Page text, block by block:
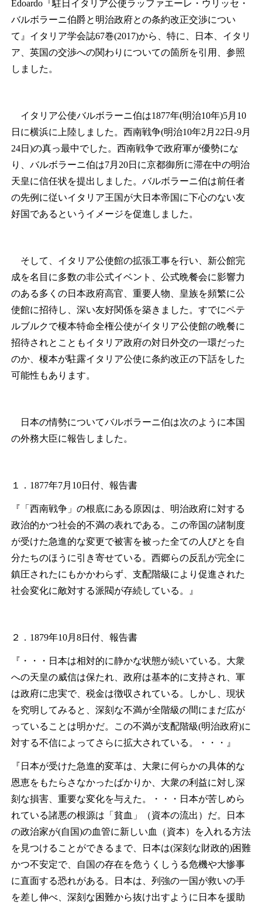
Edoardo『駐日イタリア公使ラッファエーレ・ウリッセ・
バルボラーニ伯爵と明治政府との条約改正交渉につい
て』イタリア学会誌67巻(2017)から、特に、日本、イタリ
ア、英国の交渉への関わりについての箇所を引用、参照
しました。
イタリア公使バルボラーニ伯は1877年(明治10年)5月10
日に横浜に上陸しました。西南戦争(明治10年2月22日‐9月
24日)の真っ最中でした。西南戦争で政府軍が優勢にな
り、バルボラーニ伯は7月20日に京都御所に滞在中の明治
天皇に信任状を提出しました。バルボラーニ伯は前任者
の先例に従いイタリア王国が大日本帝国に下心のない友
好国であるというイメージを促進しました。
そして、イタリア公使館の拡張工事を行い、新公館完
成を名目に多数の非公式イベント、公式晩餐会に影響力
のある多くの日本政府高官、重要人物、皇族を頻繁に公
使館に招待し、深い友好関係を築きました。すでにペテ
ルブルクで榎本特命全権公使がイタリア公使館の晩餐に
招待されとこともイタリア政府の対日外交の一環だった
のか、榎本が駐露イタリア公使に条約改正の下話をした
可能性もあります。
日本の情勢についてバルボラーニ伯は次のように本国
の外務大臣に報告しました。
１．1877年7月10日付、報告書
『「西南戦争」の根底にある原因は、明治政府に対する
政治的かつ社会的不満の表れである。この帝国の諸制度
が受けた急進的な変更で被害を被った全ての人びとを自
分たちのほうに引き寄せている。西郷らの反乱が完全に
鎮圧されたにもかかわらず、支配階級により促進された
社会変化に敵対する派閥が存続している。』
２．1879年10月8日付、報告書
『・・・日本は相対的に静かな状態が続いている。大衆
への天皇の威信は保たれ、政府は基本的に支持され、軍
は政府に忠実で、税金は徴収されている。しかし、現状
を究明してみると、深刻な不満が全階級の間にまだ広が
っていることは明かだ。この不満が支配階級(明治政府)に
対する不信によってさらに拡大されている。・・・』
『日本が受けた急進的変革は、大衆に何らかの具体的な
恩恵をもたらさなかったばかりか、大衆の利益に対し深
刻な損害、重要な変化を与えた。・・・日本が苦しめら
れている諸悪の根源は「貧血」（資本の流出）だ。日本
の政治家が(自国)の血管に新しい血（資本）を入れる方法
を見つけることができるまで、日本は(深刻な財政的)困難
かつ不安定で、自国の存在を危うくしうる危機や大惨事
に直面する恐れがある。日本は、列強の一国が救いの手
を差し伸べ、深刻な困難から抜け出すように日本を援助